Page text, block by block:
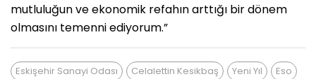
mutluluğun ve ekonomik refahın arttığı bir dönem
olmasını temenni ediyorum.”
Eskişehir Sanayi Odası Celalettin Kesikbaş Yeni Yıl Eso